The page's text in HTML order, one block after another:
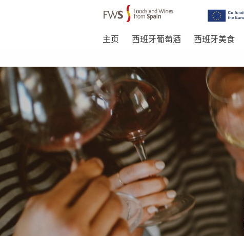
Skip to main content
主页 西班牙葡萄酒 西班牙美食